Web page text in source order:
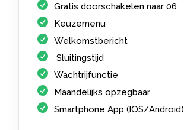
Gratis doorschakelen naar 06
Keuzemenu
Welkomstbericht
Sluitingstijd
Wachtrijfunctie
Maandelijks opzegbaar
Smartphone App (IOS/Android)